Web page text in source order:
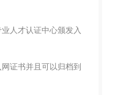
业人才认证中心颁发入
网证书并且可以归档到